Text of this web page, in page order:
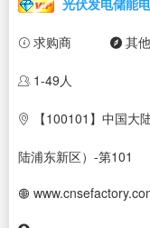
求购商 其
1-49人
【100101】中国大
陆浦东新区）-第101